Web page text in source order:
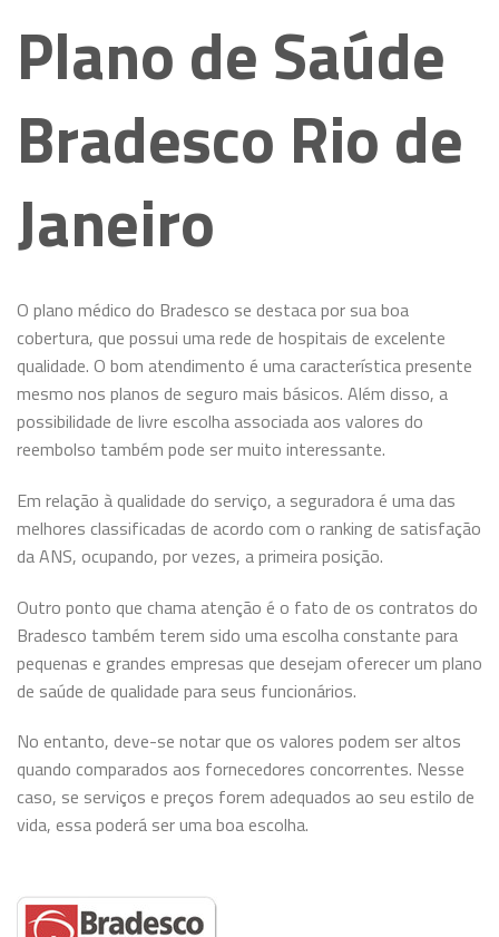
Plano de Saúde
Bradesco Rio de
Janeiro
O plano médico do Bradesco se destaca por sua boa
cobertura, que possui uma rede de hospitais de excelente
qualidade. O bom atendimento é uma característica presente
mesmo nos planos de seguro mais básicos. Além disso, a
possibilidade de livre escolha associada aos valores do
reembolso também pode ser muito interessante.
Em relação à qualidade do serviço, a seguradora é uma das
melhores classificadas de acordo com o ranking de satisfação
da ANS, ocupando, por vezes, a primeira posição.
Outro ponto que chama atenção é o fato de os contratos do
Bradesco também terem sido uma escolha constante para
pequenas e grandes empresas que desejam oferecer um plano
de saúde de qualidade para seus funcionários.
No entanto, deve-se notar que os valores podem ser altos
quando comparados aos fornecedores concorrentes. Nesse
caso, se serviços e preços forem adequados ao seu estilo de
vida, essa poderá ser uma boa escolha.